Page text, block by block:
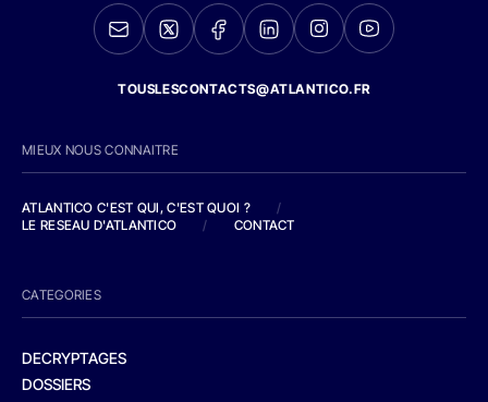
TOUSLESCONTACTS@ATLANTICO.FR
MIEUX NOUS CONNAITRE
ATLANTICO C'EST QUI, C'EST QUOI ?
/
LE RESEAU D'ATLANTICO
/ CONTACT
CATEGORIES
DECRYPTAGES
DOSSIERS